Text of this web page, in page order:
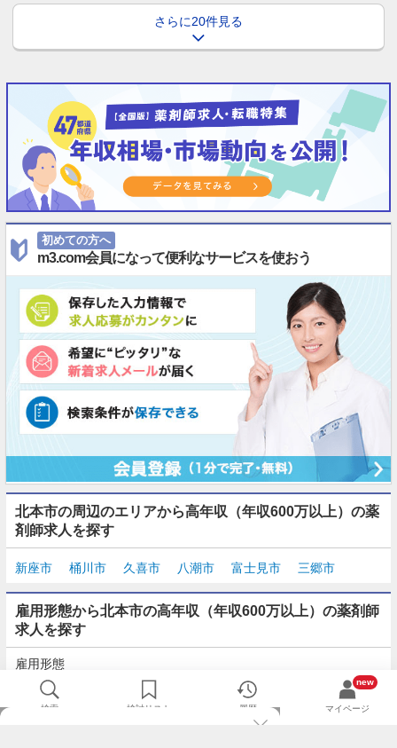
さらに20件見る
初めての方へ
m3.com会員になって便利なサービスを使おう
北本市の周辺のエリアから高年収（年収600万以上）の薬
剤師求人を探す
新座市 桶川市 久喜市 八潮市 富士見市 三郷市
雇用形態から北本市の高年収（年収600万以上）の薬剤師
求人を探す
雇用形態
正社員
派遣 パート・アルバイト
検索 検討リスト 履歴
new
マイページ